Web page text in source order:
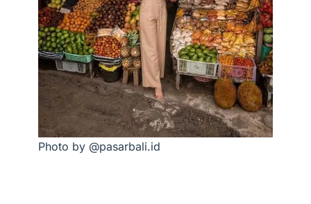
Photo by @pasarbali.id